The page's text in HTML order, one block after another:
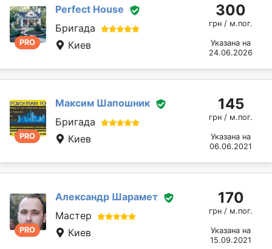
PRO
Perfect House
Бригада
Киев
300
грн / м.пог.
Указана на
24.06.2026
PRO
Максим Шапошник
Бригада
Киев
145
грн / м.пог.
Указана на
06.06.2021
PRO
Александр Шарамет
Мастер
Киев
170
грн / м.пог.
Указана на
15.09.2021